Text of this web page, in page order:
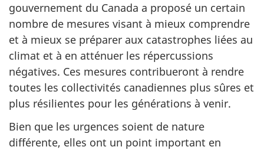
gouvernement du Canada a proposé un certain
nombre de mesures visant à mieux comprendre
et à mieux se préparer aux catastrophes liées au
climat et à en atténuer les répercussions
négatives. Ces mesures contribueront à rendre
toutes les collectivités canadiennes plus sûres et
plus résilientes pour les générations à venir.
Bien que les urgences soient de nature
différente, elles ont un point important en